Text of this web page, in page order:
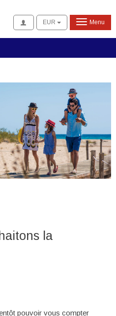
Se connecter
EUR Menu